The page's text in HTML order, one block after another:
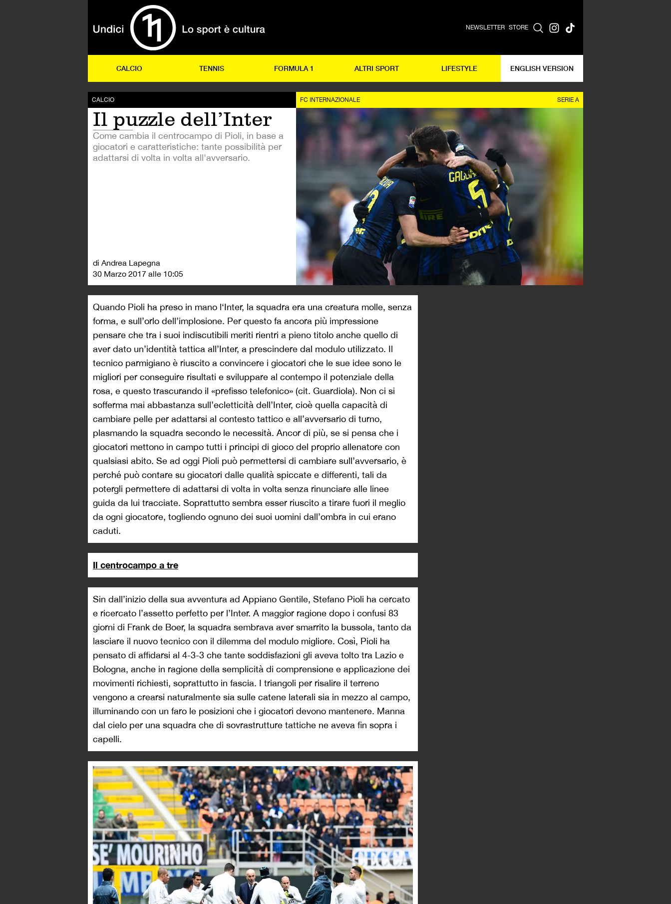
NEWSLETTER STORE
CALCIO TENNIS FORMULA 1 ALTRI SPORT LIFESTYLE ENGLISH VERSION
CALCIO
Il puzzle dell’Inter
Come cambia il centrocampo di Pioli, in base a
giocatori e caratteristiche: tante possibilità per
adattarsi di volta in volta all'avversario.
di Andrea Lapegna
30 Marzo 2017 alle 10:05
FC INTERNAZIONALE SERIE A
Quando Pioli ha preso in mano l‘Inter, la squadra era una creatura molle, senza
forma, e sull’orlo dell’implosione. Per questo fa ancora più impressione
pensare che tra i suoi indiscutibili meriti rientri a pieno titolo anche quello di
aver dato un’identità tattica all’Inter, a prescindere dal modulo utilizzato. Il
tecnico parmigiano è riuscito a convincere i giocatori che le sue idee sono le
migliori per conseguire risultati e sviluppare al contempo il potenziale della
rosa, e questo trascurando il «prefisso telefonico» (cit. Guardiola). Non ci si
sofferma mai abbastanza sull’ecletticità dell’Inter, cioè quella capacità di
cambiare pelle per adattarsi al contesto tattico e all’avversario di turno,
plasmando la squadra secondo le necessità. Ancor di più, se si pensa che i
giocatori mettono in campo tutti i principi di gioco del proprio allenatore con
qualsiasi abito. Se ad oggi Pioli può permettersi di cambiare sull’avversario, è
perché può contare su giocatori dalle qualità spiccate e differenti, tali da
potergli permettere di adattarsi di volta in volta senza rinunciare alle linee
guida da lui tracciate. Soprattutto sembra esser riuscito a tirare fuori il meglio
da ogni giocatore, togliendo ognuno dei suoi uomini dall’ombra in cui erano
caduti.
Il centrocampo a tre
Sin dall’inizio della sua avventura ad Appiano Gentile, Stefano Pioli ha cercato
e ricercato l’assetto perfetto per l’Inter. A maggior ragione dopo i confusi 83
giorni di Frank de Boer, la squadra sembrava aver smarrito la bussola, tanto da
lasciare il nuovo tecnico con il dilemma del modulo migliore. Così, Pioli ha
pensato di affidarsi al 4-3-3 che tante soddisfazioni gli aveva tolto tra Lazio e
Bologna, anche in ragione della semplicità di comprensione e applicazione dei
movimenti richiesti, soprattutto in fascia. I triangoli per risalire il terreno
vengono a crearsi naturalmente sia sulle catene laterali sia in mezzo al campo,
illuminando con un faro le posizioni che i giocatori devono mantenere. Manna
dal cielo per una squadra che di sovrastrutture tattiche ne aveva fin sopra i
capelli.